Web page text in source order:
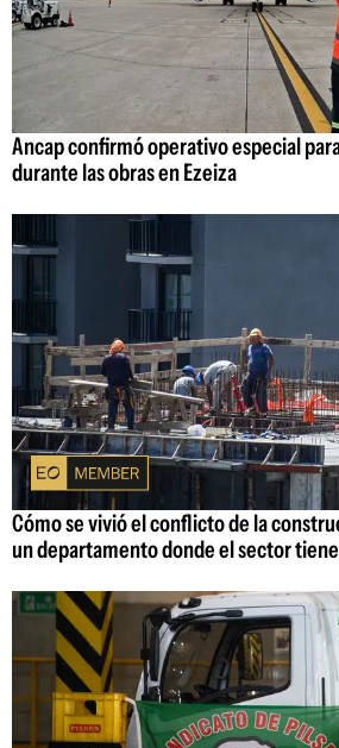
Ancap confirmó operativo especial
durante las obras en Ezeiza
Cómo se vivió el conflicto de la
un departamento donde el sector